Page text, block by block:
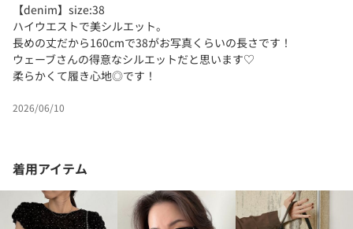
【denim】size:38
ハイウエストで美シルエット。
長めの丈だから160cmで38がお写真くらいの長さです！
ウェーブさんの得意なシルエットだと思います♡
柔らかくて履き心地◎です！
2026/06/10
着用アイテム